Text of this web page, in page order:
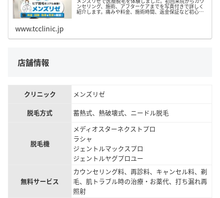
ンセリング、施術、アフターケアまでを写真付きで詳しく
紹介します。痛みや料金、施術時間、返金保証など初心者
が気になるポイントや、スタッフの対応や通いやすさ、施
www.tcclinic.jp
店舗情報
クリニック
メンズリゼ
脱毛方式
蓄熱式、熱破壊式、ニードル脱毛
脱毛機
メディオスターネクストプロ
ラシャ
ジェントルマックスプロ
ジェントルヤグプロユー
無料サービス
カウンセリング料、再診料、キャンセル料、剃
毛、肌トラブル時の治療・お薬代、打ち漏れ再
照射